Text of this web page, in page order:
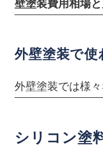
壁塗装費用相場
外壁塗装で
外壁塗装では様々
シリコン塗